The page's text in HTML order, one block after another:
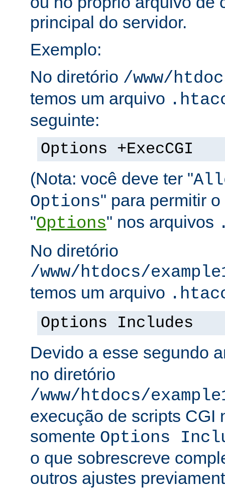
principal do servidor.
Exemplo:
No diretório /www/
temos um arquivo
seguinte:
Options +ExecCGI
(Nota: você deve ter "
Options" para permitir
"Options" nos arquivos
No diretório
/www/htdocs/
temos um arquivo
Options Includes
Devido a esse segundo
no diretório
/www/htdocs/
execução de scripts CGI
somente Options
o que sobrescreve
outros ajustes